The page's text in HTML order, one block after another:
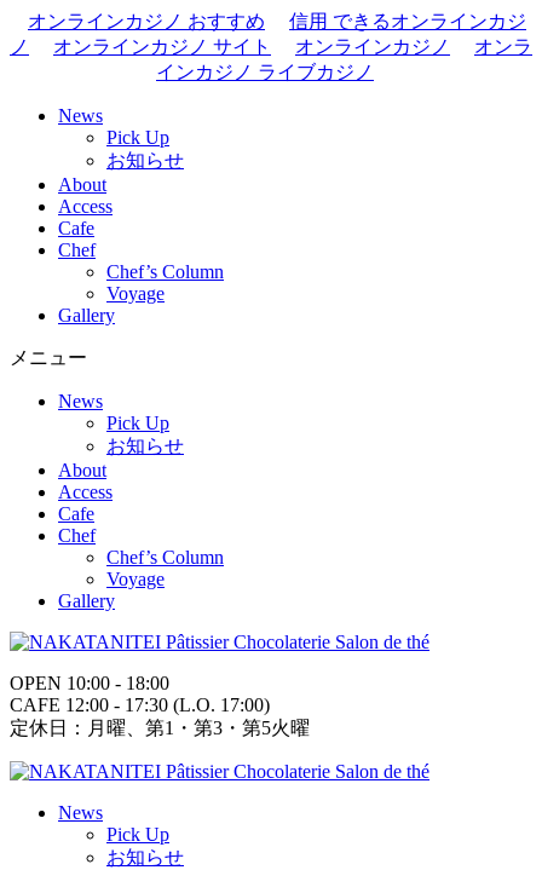
オンラインカジノ おすすめ
信用 できるオンラインカジ
ノ
オンラインカジノ サイト オンラインカジノ
オンラ
インカジノ ライブカジノ
News
Pick Up
お知らせ
About
Access
Cafe
Chef
Chef’s Column
Voyage
Gallery
メニュー
News
Pick Up
お知らせ
About
Access
Cafe
Chef
Chef’s Column
Voyage
Gallery
OPEN 10:00 - 18:00
CAFE 12:00 - 17:30 (L.O. 17:00)
定休日：月曜、第1・第3・第5火曜
News
Pick Up
お知らせ